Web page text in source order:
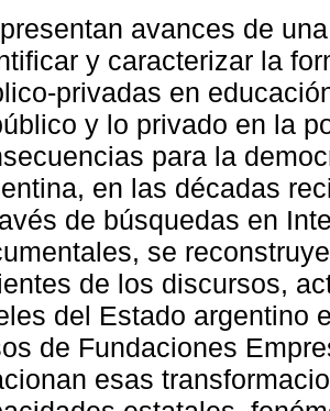
avances de
y caracterizar la
privadas en
y lo privado en la
para la
en las décadas
de búsquedas en
se
de los discursos,
del Estado argentino
de Fundaciones
esas